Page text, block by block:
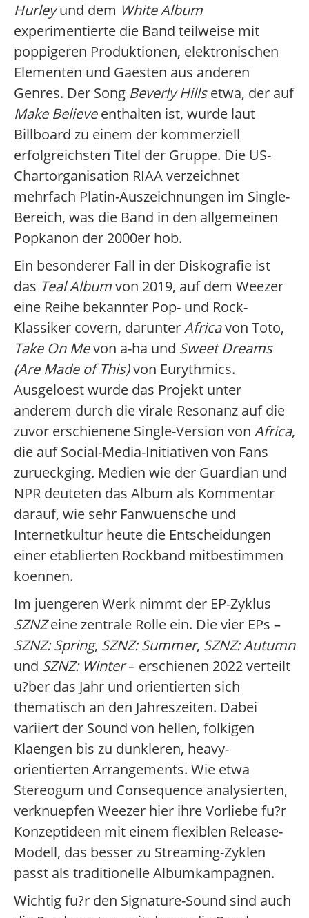
Hurleyund dem White Album
experimentierte die Band teilweise mit
poppigeren Produktionen, elektronischen
Elementen und Gaesten aus anderen
Genres. Der Song Beverly Hillsetwa, der auf
Make Believeenthalten ist, wurde laut
Billboard zu einem der kommerziell
erfolgreichsten Titel der Gruppe. Die US-
Chartorganisation RIAA verzeichnet
mehrfach Platin-Auszeichnungen im Single-
Bereich, was die Band in den allgemeinen
Popkanon der 2000er hob.
Ein besonderer Fall in der Diskografie ist
das Teal Albumvon 2019, auf dem Weezer
eine Reihe bekannter Pop- und Rock-
Klassiker covern, darunterAfricavon Toto,
Take On Mevon a-ha und Sweet Dreams
(Are Made of This)von Eurythmics.
Ausgeloest wurde das Projekt unter
anderem durch die virale Resonanz auf die
zuvor erschienene Single-Version von Africa,
die auf Social-Media-Initiativen von Fans
zurueckging. Medien wie der Guardian und
NPR deuteten das Album als Kommentar
darauf, wie sehr Fanwuensche und
Internetkultur heute die Entscheidungen
einer etablierten Rockband mitbestimmen
koennen.
Im juengeren Werk nimmt der EP-Zyklus
SZNZeine zentrale Rolle ein. Die vier EPs –
SZNZ: Spring, SZNZ: Summer, SZNZ: Autumn
und SZNZ: Winter– erschienen 2022 verteilt
u?ber das Jahr und orientierten sich
thematisch an den Jahreszeiten. Dabei
variiert der Sound von hellen, folkigen
Klaengen bis zu dunkleren, heavy-
orientierten Arrangements. Wie etwa
Stereogum und Consequence analysierten,
verknuepfen Weezer hier ihre Vorliebe fu?r
Konzeptideen mit einem flexiblen Release-
Modell, das besser zu Streaming-Zyklen
passt als traditionelle Albumkampagnen.
Wichtig fu?r den Signature-Sound sind auch